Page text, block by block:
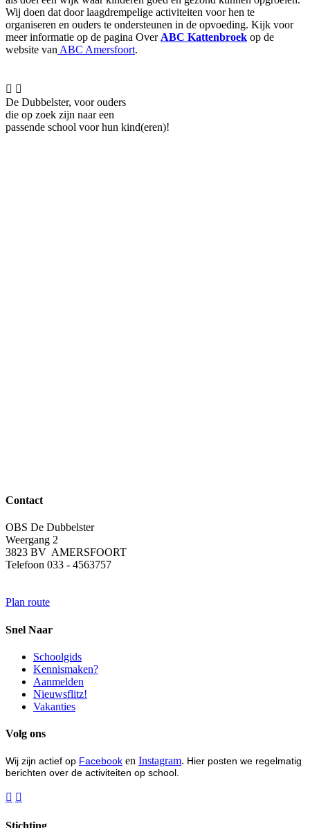
Wij doen dat door laagdrempelige activiteiten voor hen te
organiseren en ouders te ondersteunen in de opvoeding. Kijk voor
meer informatie op de pagina Over ABC Kattenbroek op de
website van ABC Amersfoort.
 
De Dubbelster, voor ouders
die op zoek zijn naar een
passende school voor hun kind(eren)!
Contact
OBS De Dubbelster
Weergang 2
3823 BV AMERSFOORT
Telefoon 033 - 4563757
Plan route
Snel Naar
Schoolgids
Kennismaken?
Aanmelden
Nieuwsflitz!
Vakanties
Volg ons
Wij zijn actief op Facebook en Instagram. Hier posten we regelmatig
berichten over de activiteiten op school.
 
Stichting